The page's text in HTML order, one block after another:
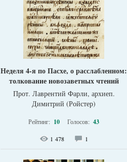
Неделя 4-я по Пасхе, о расслабленном:
толкование новозаветных чтений
Прот. Лаврентий Фарли, архиеп.
Димитрий (Ройстер)
Рейтинг: 10 Голосов: 43
1 478 1